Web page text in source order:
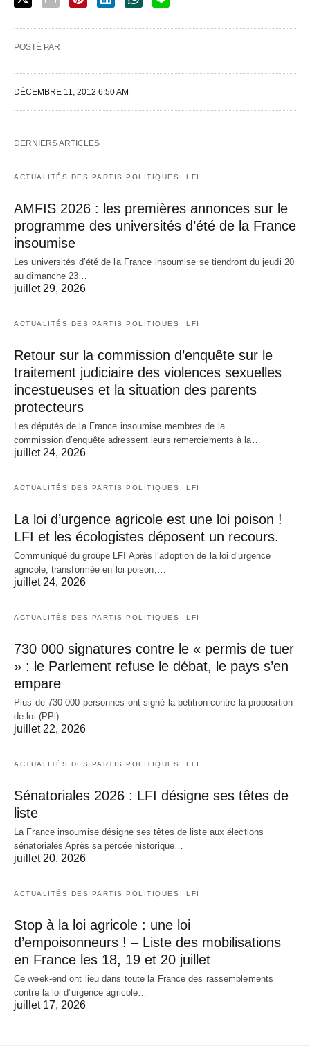
POSTÉ PAR
DÉCEMBRE 11, 2012 6:50 AM
DERNIERS ARTICLES
ACTUALITÉS DES PARTIS POLITIQUES LFI
AMFIS 2026 : les premières annonces sur le
programme des universités d’été de la France
insoumise
Les universités d’été de la France insoumise se tiendront du jeudi 20
au dimanche 23…
juillet 29, 2026
ACTUALITÉS DES PARTIS POLITIQUES LFI
Retour sur la commission d’enquête sur le
traitement judiciaire des violences sexuelles
incestueuses et la situation des parents
protecteurs
Les députés de la France insoumise membres de la
commission d’enquête adressent leurs remerciements à la…
juillet 24, 2026
ACTUALITÉS DES PARTIS POLITIQUES LFI
La loi d’urgence agricole est une loi poison !
LFI et les écologistes déposent un recours.
Communiqué du groupe LFI Après l’adoption de la loi d’urgence
agricole, transformée en loi poison,…
juillet 24, 2026
ACTUALITÉS DES PARTIS POLITIQUES LFI
730 000 signatures contre le « permis de tuer
» : le Parlement refuse le débat, le pays s’en
empare
Plus de 730 000 personnes ont signé la pétition contre la proposition
de loi (PPl)…
juillet 22, 2026
ACTUALITÉS DES PARTIS POLITIQUES LFI
Sénatoriales 2026 : LFI désigne ses têtes de
liste
La France insoumise désigne ses têtes de liste aux élections
sénatoriales Après sa percée historique…
juillet 20, 2026
ACTUALITÉS DES PARTIS POLITIQUES LFI
Stop à la loi agricole : une loi
d’empoisonneurs ! – Liste des mobilisations
en France les 18, 19 et 20 juillet
Ce week-end ont lieu dans toute la France des rassemblements
contre la loi d’urgence agricole…
juillet 17, 2026